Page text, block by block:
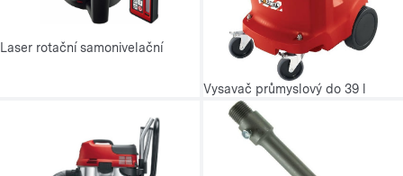
Laser rotační samonivelační
Vysavač průmyslový do 39 l